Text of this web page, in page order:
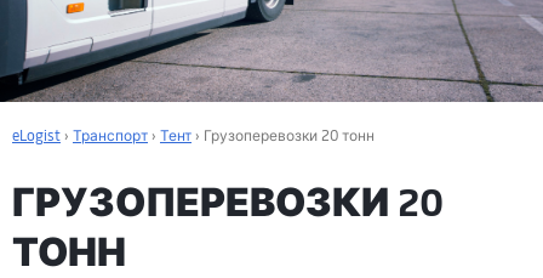
eLogist › Транспорт › Тент › Грузоперевозки 20 тонн
ГРУЗОПЕРЕВОЗКИ 20
ТОНН